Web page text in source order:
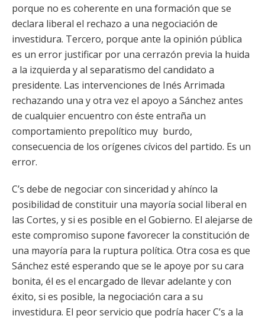
porque no es coherente en una formación que se
declara liberal el rechazo a una negociación de
investidura. Tercero, porque ante la opinión pública
es un error justificar por una cerrazón previa la huida
a la izquierda y al separatismo del candidato a
presidente. Las intervenciones de Inés Arrimada
rechazando una y otra vez el apoyo a Sánchez antes
de cualquier encuentro con éste entraña un
comportamiento prepolítico muy burdo,
consecuencia de los orígenes cívicos del partido. Es un
error.
C’s debe de negociar con sinceridad y ahínco la
posibilidad de constituir una mayoría social liberal en
las Cortes, y si es posible en el Gobierno. El alejarse de
este compromiso supone favorecer la constitución de
una mayoría para la ruptura política. Otra cosa es que
Sánchez esté esperando que se le apoye por su cara
bonita, él es el encargado de llevar adelante y con
éxito, si es posible, la negociación cara a su
investidura. El peor servicio que podría hacer C’s a la